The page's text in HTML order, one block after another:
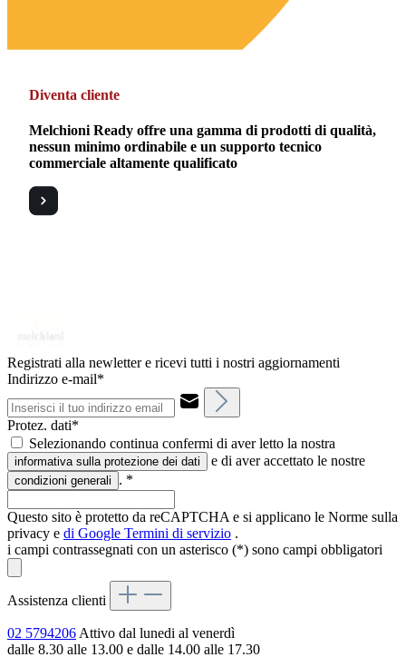
Diventa cliente
Melchioni Ready offre una gamma di prodotti di qualità,
nessun minimo ordinabile e un supporto tecnico
commerciale altamente qualificato
Registrati alla newletter e ricevi tutti i nostri aggiornamenti
Indirizzo e-mail*
Protez. dati*
Selezionando continua confermi di aver letto la nostra
informativa sulla protezione dei dati e di aver accettato le nostre
condizioni generali . *
Questo sito è protetto da reCAPTCHA e si applicano le Norme sulla
privacy e di Google Termini di servizio .
i campi contrassegnati con un asterisco (*) sono campi obbligatori
Assistenza clienti
02 5794206Attivo dal lunedi al venerdì
dalle 8.30 alle 13.00 e dalle 14.00 alle 17.30